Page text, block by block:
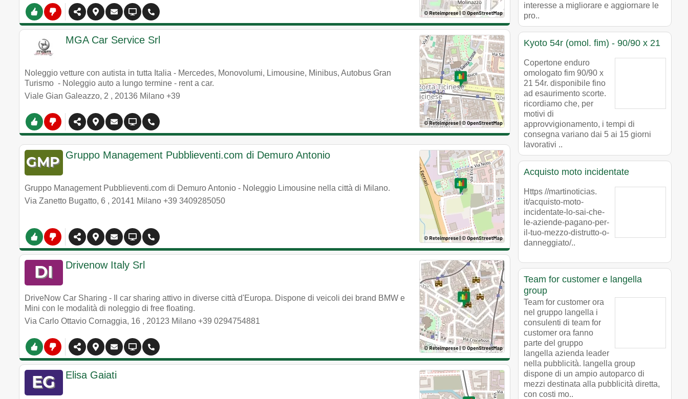
MGA Car Service Srl
Noleggio vetture con autista in tutta Italia - Mercedes, Monovolumi, Limousine, Minibus, Autobus Gran
Turismo - Noleggio auto a lungo termine - rent a car.
Viale Gian Galeazzo, 2 , 20136 Milano +39
Gruppo Management Pubblieventi.com di Demuro Antonio
Gruppo Management Pubblieventi.com di Demuro Antonio - Noleggio Limousine nella città di Milano.
Via Zanetto Bugatto, 6 , 20141 Milano +39 3409285050
Drivenow Italy Srl
DriveNow Car Sharing - Il car sharing attivo in diverse città d'Europa. Dispone di veicoli dei brand BMW e
Mini con le modalità di noleggio di free floating.
Via Carlo Ottavio Cornaggia, 16 , 20123 Milano +39 0294754881
Elisa Gaiati
interesse a migliorare e aggiornare le
pro..
Kyoto 54r (omol. fim) - 90/90 x 21
Copertone enduro
omologato fim 90/90 x
21 54r. disponibile fino
ad esaurimento scorte.
ricordiamo che, per
motivi di
approvvigionamento, i tempi di
consegna variano dai 5 ai 15 giorni
lavorativi ..
Acquisto moto incidentate
Https //martinoticias.
it/acquisto-moto-
incidentate-lo-sai-che-
le-aziende-pagano-per-
il-tuo-mezzo-distrutto-o-
danneggiato/..
Team for customer e langella
group
Team for customer ora
nel gruppo langella i
consulenti di team for
customer ora fanno
parte del gruppo
langella azienda leader
nella pubblicità. langella group
dispone di un ampio autoparco di
mezzi destinata alla pubblicità diretta,
con costi mo..